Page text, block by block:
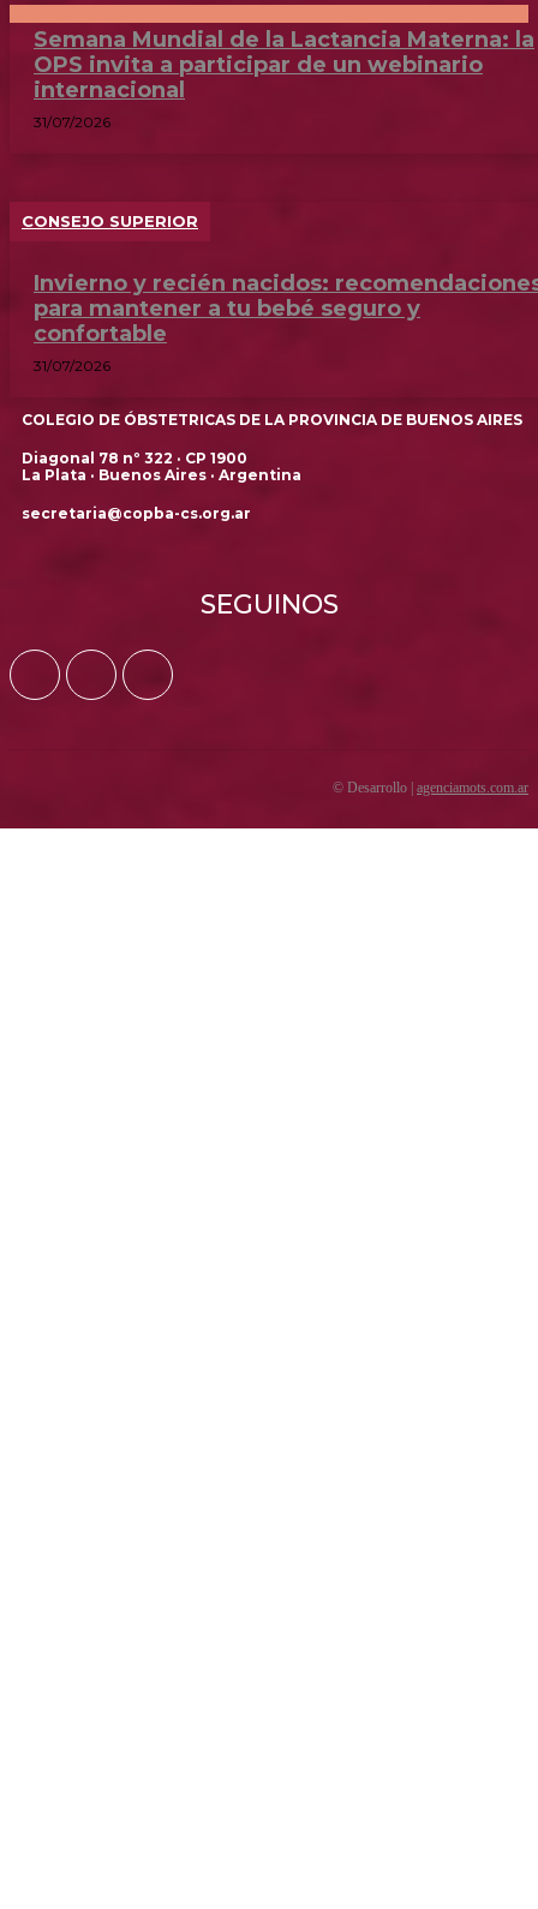
Semana Mundial de la Lactancia Materna: la
OPS invita a participar de un webinario
internacional
31/07/2026
CONSEJO SUPERIOR
Invierno y recién nacidos:
para mantener a tu bebé seguro y
confortable
31/07/2026
COLEGIO DE ÓBSTETRICAS DE LA PROVINCIA DE BUENOS AIRES
Diagonal 78 nº 322 · CP 1900
La Plata · Buenos Aires · Argentina
secretaria@copba-cs.org.ar
SEGUINOS
© Desarrollo | agenciamots.com.ar